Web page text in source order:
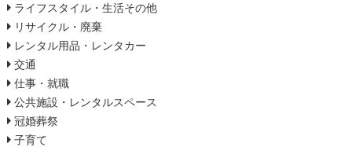
ライフスタイル・生活その他
リサイクル・廃棄
レンタル用品・レンタカー
交通
仕事・就職
公共施設・レンタルスペース
冠婚葬祭
子育て